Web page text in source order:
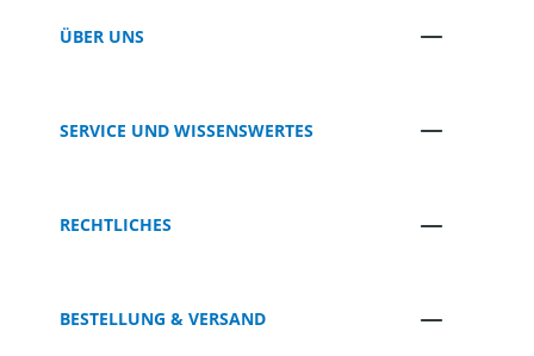
ÜBER UNS
SERVICE UND WISSENSWERTES
RECHTLICHES
BESTELLUNG & VERSAND